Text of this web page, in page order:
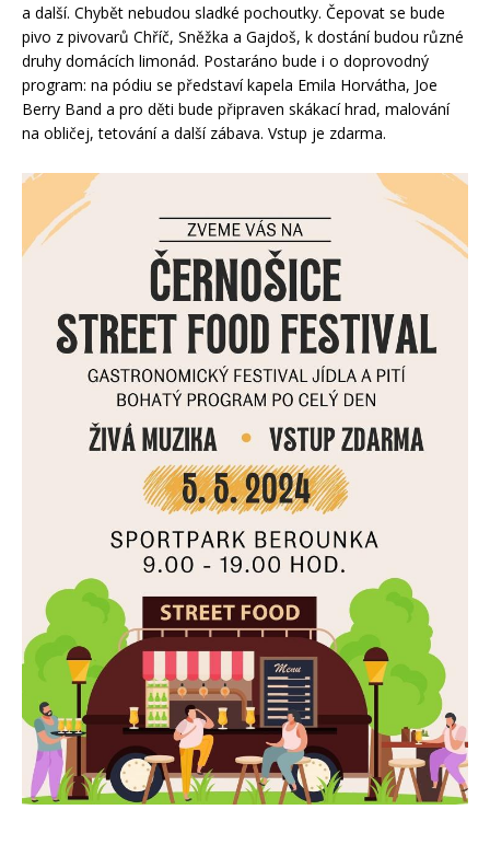
a další. Chybět nebudou sladké pochoutky. Čepovat se bude
pivo z pivovarů Chříč, Sněžka a Gajdoš, k dostání budou různé
druhy domácích limonád. Postaráno bude i o doprovodný
program: na pódiu se představí kapela Emila Horvátha, Joe
Berry Band a pro děti bude připraven skákací hrad, malování
na obličej, tetování a další zábava. Vstup je zdarma.